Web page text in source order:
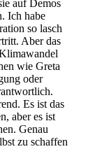
auf Demos
Ich habe
so lasch
Aber das
wie Greta
oder
Es ist das
aber es ist
Genau
zu schaffen